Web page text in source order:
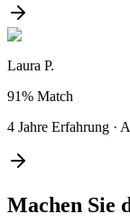
Laura P.
91% Match
4 Jahre Erfahrung ·
Machen Sie